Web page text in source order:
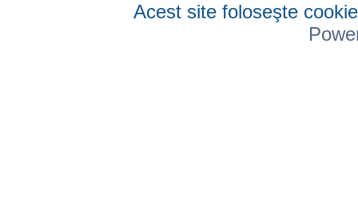
Acest site foloseşte